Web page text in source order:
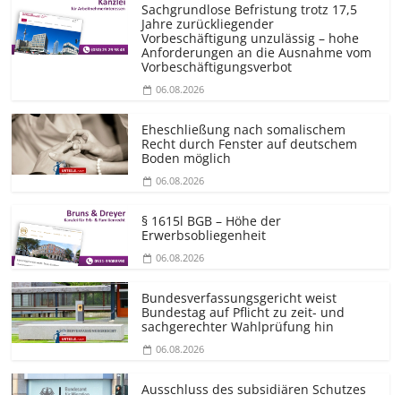
Sachgrundlose Befristung trotz 17,5
Jahre zurückliegender
Vorbeschäftigung unzulässig – hohe
Anforderungen an die Ausnahme vom
Vorbeschäf­tigungsverbot
06.08.2026
Eheschließung nach somalischem
Recht durch Fenster auf deutschem
Boden möglich
06.08.2026
§ 1615l BGB – Höhe der
Erwerbsobliegenheit
06.08.2026
Bundesver­fassungsgericht weist
Bundestag auf Pflicht zu zeit- und
sachgerechter Wahlprüfung hin
06.08.2026
Ausschluss des subsidiären Schutzes